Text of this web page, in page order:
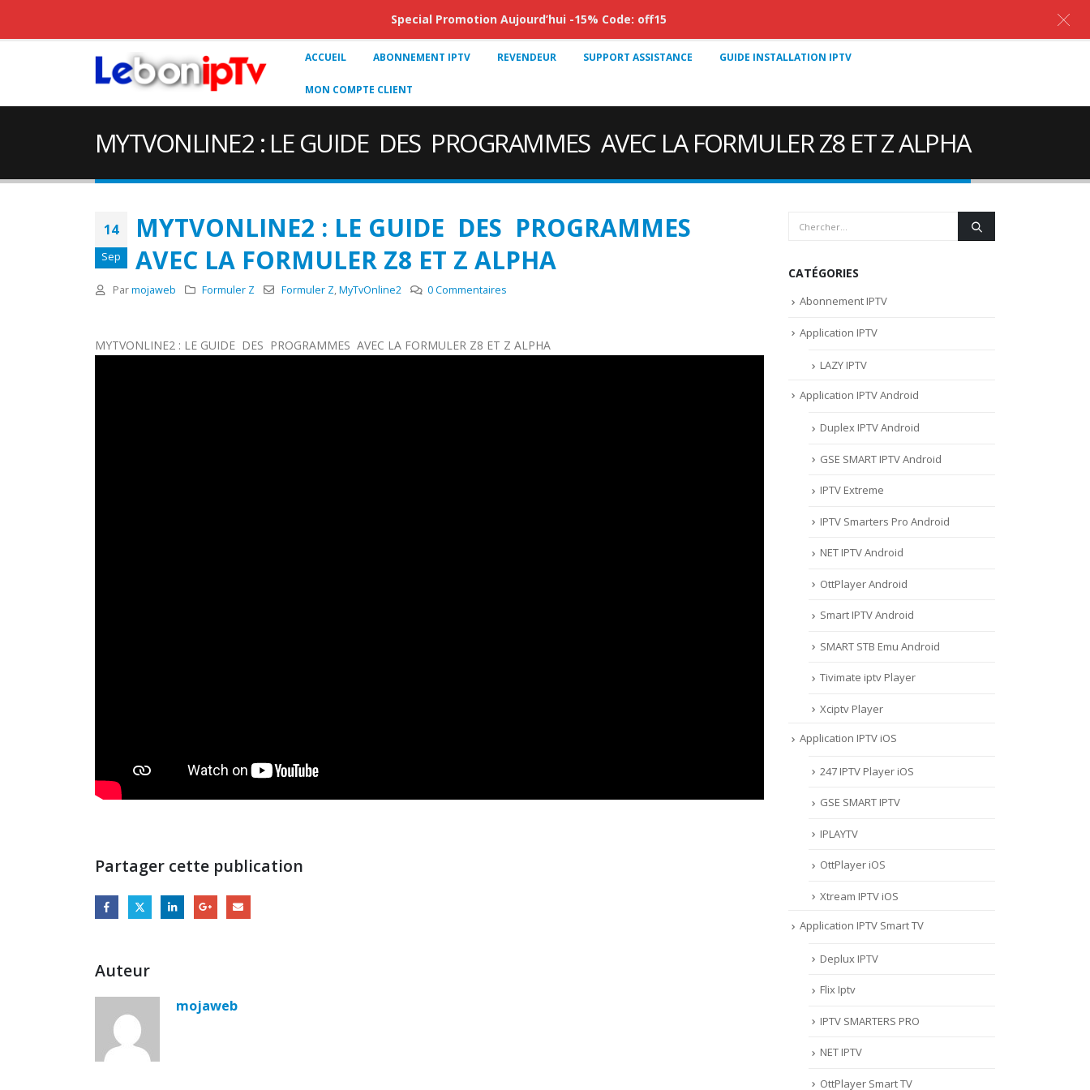
ACCUEIL ABONNEMENT IPTV REVENDEUR SUPPORT ASSISTANCE GUIDE INSTALLATION IPTV
MON COMPTE CLIENT
MYTVONLINE2 : LE GUIDE DES PROGRAMMES AVEC LA FORMULER Z8 ET Z ALPHA
14
Sep
MYTVONLINE2 : LE GUIDE DES PROGRAMMES
AVEC LA FORMULER Z8 ET Z ALPHA
Par mojaweb Formuler Z Formuler Z,MyTvOnline2 0 Commentaires
MYTVONLINE2 : LE GUIDE DES PROGRAMMES AVEC LA FORMULER Z8 ET Z ALPHA
Partager cette publication
Auteur
mojaweb
CATÉGORIES
Abonnement IPTV
Application IPTV
LAZY IPTV
Application IPTV Android
Duplex IPTV Android
GSE SMART IPTV Android
IPTV Extreme
IPTV Smarters Pro Android
NET IPTV Android
OttPlayer Android
Smart IPTV Android
SMART STB Emu Android
Tivimate iptv Player
Xciptv Player
Application IPTV iOS
247 IPTV Player iOS
‎GSE SMART IPTV
IPLAYTV
OttPlayer iOS
Xtream IPTV iOS
Application IPTV Smart TV
Deplux IPTV
Flix Iptv
IPTV SMARTERS PRO
NET IPTV
OttPlayer Smart TV
Special Promotion Aujourd’hui -15% Code: off15